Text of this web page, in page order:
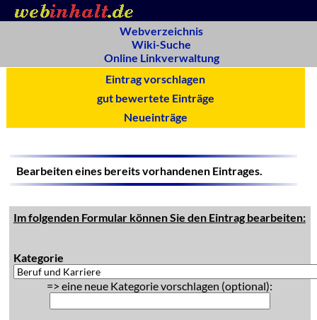
Webverzeichnis
Wiki-Suche
Online Linkverwaltung
Eintrag vorschlagen
gut bewertete Einträge
Neueinträge
Bearbeiten eines bereits vorhandenen Eintrages.
Im folgenden Formular können Sie den Eintrag bearbeiten:
Kategorie
=> eine neue Kategorie vorschlagen (optional):